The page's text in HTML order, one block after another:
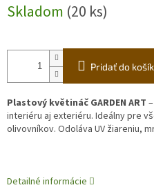
cena:
Skladom (20 ks)
Pridať do
Plastový květináč GARDEN ART
interiéru aj exteriéru. Ideálny pre
olivovníkov. Odoláva UV žiareniu,
Detailné informácie